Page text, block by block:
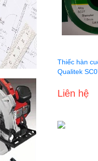
Thiếc hàn
Qualitek
Liên hệ